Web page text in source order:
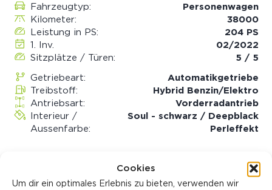
Cookies
Um dir ein optimales Erlebnis zu bieten, verwenden wir
Fahrzeugtyp:
Personenwagen
Kilometer:
38000
Leistung in PS:
204 PS
1. Inv.
02/2022
Sitzplätze / Türen:
5 / 5
Getriebeart:
Automatik­getriebe
Treibstoff:
Hybrid Benzin/Elektro
Antriebsart:
Vorderradantrieb
Interieur /
Aussenfarbe:
Soul - schwarz / Deepblack
Perleffekt
Fahrzeughistorie